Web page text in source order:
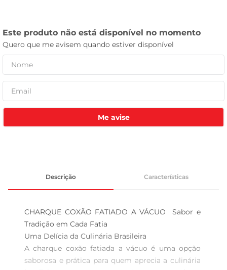
Me avise
Descrição Características
CHARQUE COXÃO FATIADO A VÁCUO  Sabor e
Tradição em Cada Fatia
Uma Delícia da Culinária Brasileira
A charque coxão fatiada a vácuo é uma opção
saborosa e prática para quem aprecia a culinária
tv